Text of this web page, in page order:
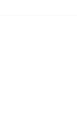
حنبعل المجبري